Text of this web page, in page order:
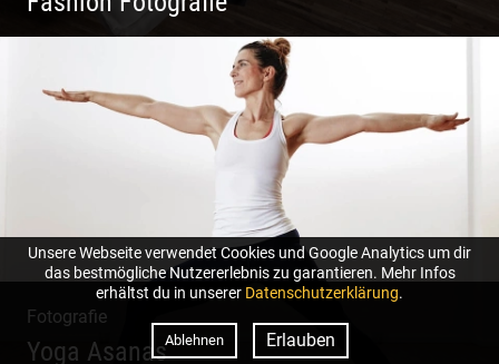
Mode|Menschen|Magazin
Fotografie
Yoga Asanas
Unsere Webseite verwendet Cookies und Google Analytics um dir
das bestmögliche Nutzererlebnis zu garantieren. Mehr Infos
erhältst du in unserer Datenschutzerklärung.
Ablehnen Erlauben